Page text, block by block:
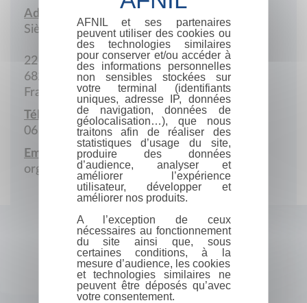
Adresse :
Siège social
22 Rue du Florimont
68230 Turckheim
France
Téléphone portable :
06 85 73 81 02
Email :
organe.kauffmann@gmail.com
AFNIL et ses partenaires
peuvent utiliser des cookies ou
des technologies similaires
pour conserver et/ou accéder à
des informations personnelles
non sensibles stockées sur
votre terminal (identifiants
uniques, adresse IP, données
de navigation, données de
géolocalisation…), que nous
traitons afin de réaliser des
statistiques d’usage du site,
produire des données
d’audience, analyser et
améliorer l’expérience
utilisateur, développer et
améliorer nos produits.
A l’exception de ceux
nécessaires au fonctionnement
du site ainsi que, sous
certaines conditions, à la
mesure d’audience, les cookies
et technologies similaires ne
peuvent être déposés qu’avec
votre consentement.